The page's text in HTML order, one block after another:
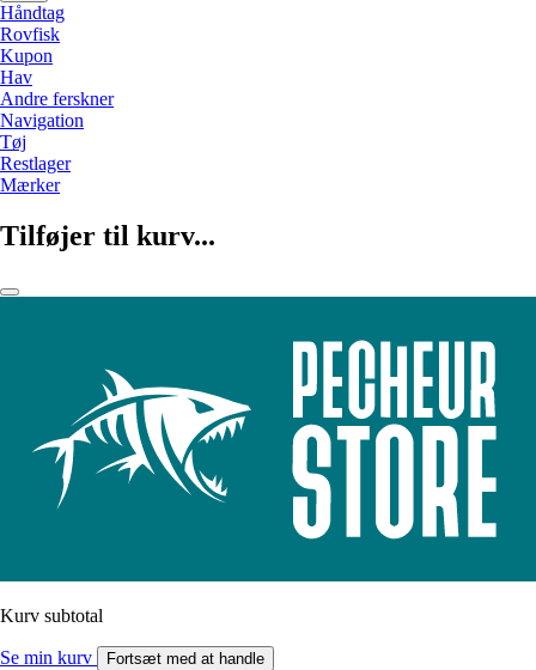
Håndtag
Rovfisk
Kupon
Hav
Andre ferskner
Navigation
Tøj
Restlager
Mærker
Tilføjer til kurv...
Kurv subtotal
Se min kurv Fortsæt med at handle